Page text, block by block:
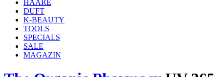
HAARE
DUFT
K-BEAUTY
TOOLS
SPECIALS
SALE
MAGAZIN